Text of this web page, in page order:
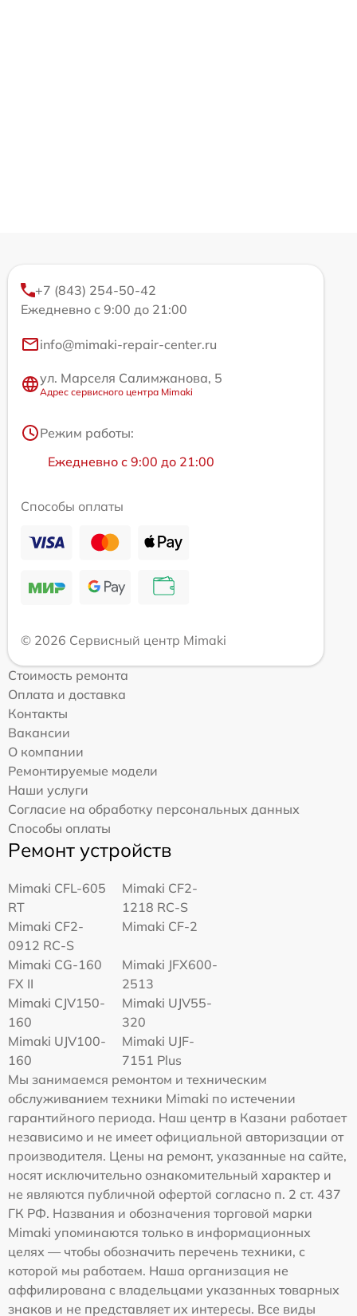
+7 (843) 254-50-42
Ежедневно с 9:00 до 21:00
info@mimaki-repair-center.ru
ул. Марселя Салимжанова, 5
Адрес сервисного центра Mimaki
Режим работы:
Ежедневно с 9:00 до 21:00
Способы оплаты
© 2026 Сервисный центр Mimaki
Стоимость ремонта
Оплата и доставка
Контакты
Вакансии
О компании
Ремонтируемые модели
Наши услуги
Согласие на обработку персональных данных
Способы оплаты
Ремонт устройств
Mimaki CFL-605
RT
Mimaki CF2-
1218 RC-S
Mimaki CF2-
0912 RC-S
Mimaki CF-2
Mimaki CG-160
FX II
Mimaki JFX600-
2513
Mimaki СJV150-
160
Mimaki UJV55-
320
Mimaki UJV100-
160
Mimaki UJF-
7151 Plus
Мы занимаемся ремонтом и техническим
обслуживанием техники Mimaki по истечении
гарантийного периода. Наш центр в Казани работает
независимо и не имеет официальной авторизации от
производителя. Цены на ремонт, указанные на сайте,
носят исключительно ознакомительный характер и
не являются публичной офертой согласно п. 2 ст. 437
ГК РФ. Названия и обозначения торговой марки
Mimaki упоминаются только в информационных
целях — чтобы обозначить перечень техники, с
которой мы работаем. Наша организация не
аффилирована с владельцами указанных товарных
знаков и не представляет их интересы. Все виды